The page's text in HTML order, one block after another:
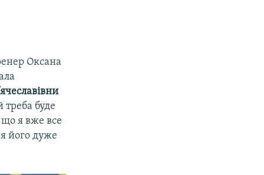
Оксана
треба буде
я вже все
я його дуже